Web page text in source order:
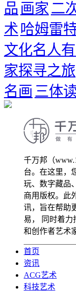
品 画家 二
术 哈姆雷
文化名人
家探寻之旅
名画 三体
千万邦（
台。在这里，
玩、数字藏品
商用版权。此
讯，旨在帮助
易， 同时着力
和创作者艺术
首页
资讯
ACG艺术
科技艺术